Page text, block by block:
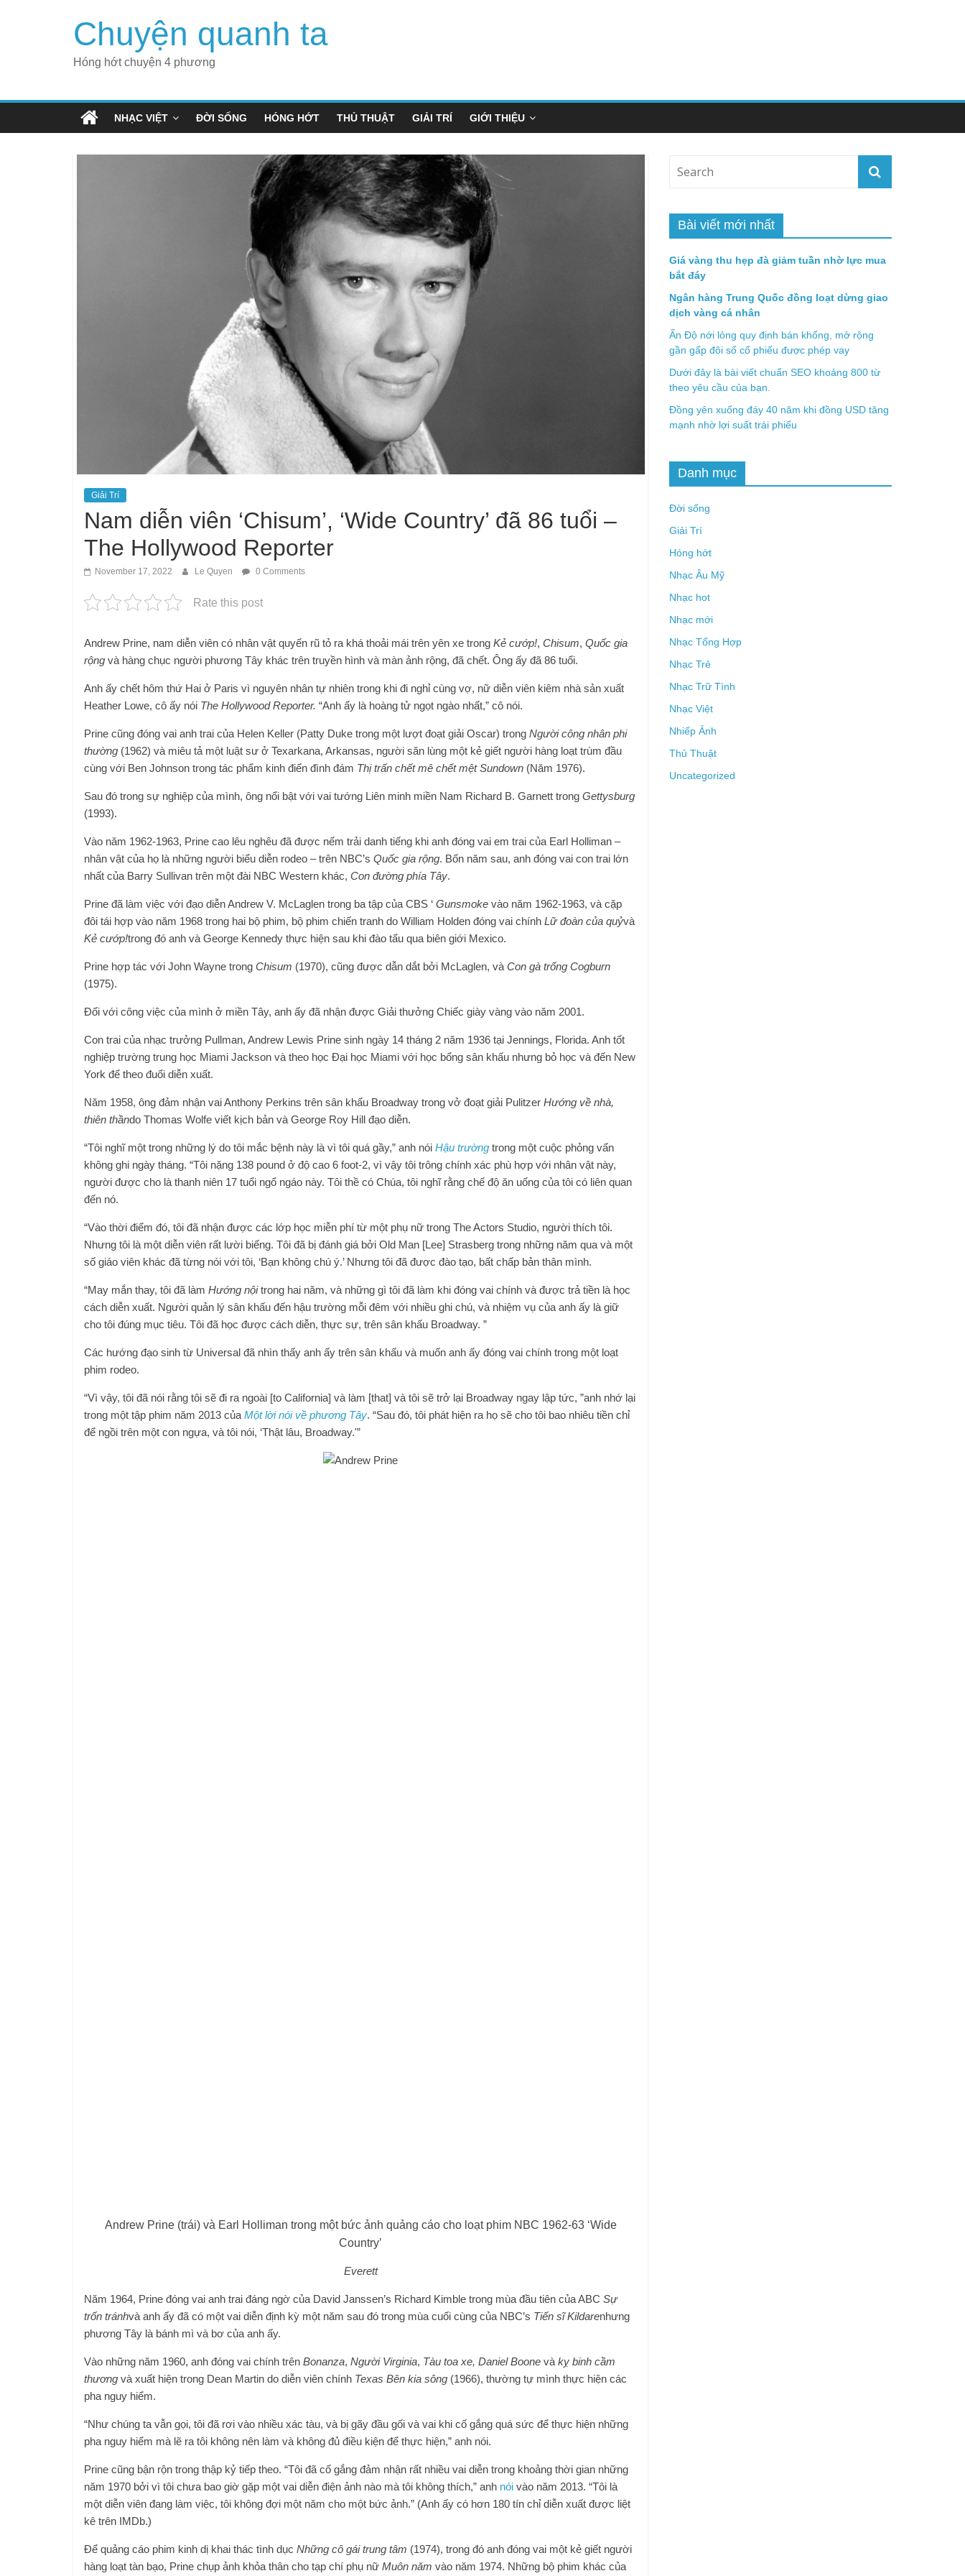
Chuyện quanh ta
Hóng hớt chuyện 4 phương
NHẠC VIỆT ĐỜI SỐNG HÓNG HỚT THỦ THUẬT GIẢI TRÍ GIỚI THIỆU
Giải Trí
Nam diễn viên ‘Chisum’, ‘Wide Country’ đã 86 tuổi –
The Hollywood Reporter
November 17, 2022 Le Quyen 0 Comments
Rate this post
Andrew Prine, nam diễn viên có nhân vật quyến rũ tỏ ra khá thoải mái trên yên xe trong Kẻ cướp!, Chisum, Quốc gia
rộng và hàng chục người phương Tây khác trên truyền hình và màn ảnh rộng, đã chết. Ông ấy đã 86 tuổi.
Anh ấy chết hôm thứ Hai ở Paris vì nguyên nhân tự nhiên trong khi đi nghỉ cùng vợ, nữ diễn viên kiêm nhà sản xuất
Heather Lowe, cô ấy nói The Hollywood Reporter. “Anh ấy là hoàng tử ngọt ngào nhất,” cô nói.
Prine cũng đóng vai anh trai của Helen Keller (Patty Duke trong một lượt đoạt giải Oscar) trong Người công nhân phi
thường (1962) và miêu tả một luật sư ở Texarkana, Arkansas, người săn lùng một kẻ giết người hàng loạt trùm đầu
cùng với Ben Johnson trong tác phẩm kinh điển đình đám Thị trấn chết mê chết mệt Sundown (Năm 1976).
Sau đó trong sự nghiệp của mình, ông nổi bật với vai tướng Liên minh miền Nam Richard B. Garnett trong Gettysburg
(1993).
Vào năm 1962-1963, Prine cao lêu nghêu đã được nếm trải danh tiếng khi anh đóng vai em trai của Earl Holliman –
nhân vật của họ là những người biểu diễn rodeo – trên NBC’s Quốc gia rộng. Bốn năm sau, anh đóng vai con trai lớn
nhất của Barry Sullivan trên một đài NBC Western khác, Con đường phía Tây.
Prine đã làm việc với đạo diễn Andrew V. McLaglen trong ba tập của CBS ‘ Gunsmoke vào năm 1962-1963, và cặp
đôi tái hợp vào năm 1968 trong hai bộ phim, bộ phim chiến tranh do William Holden đóng vai chính Lữ đoàn của quỷvà
Kẻ cướp!trong đó anh và George Kennedy thực hiện sau khi đào tẩu qua biên giới Mexico.
Prine hợp tác với John Wayne trong Chisum (1970), cũng được dẫn dắt bởi McLaglen, và Con gà trống Cogburn
(1975).
Đối với công việc của mình ở miền Tây, anh ấy đã nhận được Giải thưởng Chiếc giày vàng vào năm 2001.
Con trai của nhạc trưởng Pullman, Andrew Lewis Prine sinh ngày 14 tháng 2 năm 1936 tại Jennings, Florida. Anh tốt
nghiệp trường trung học Miami Jackson và theo học Đại học Miami với học bổng sân khấu nhưng bỏ học và đến New
York để theo đuổi diễn xuất.
Năm 1958, ông đảm nhận vai Anthony Perkins trên sân khấu Broadway trong vở đoạt giải Pulitzer Hướng về nhà,
thiên thầndo Thomas Wolfe viết kịch bản và George Roy Hill đạo diễn.
“Tôi nghĩ một trong những lý do tôi mắc bệnh này là vì tôi quá gầy,” anh nói Hậu trường trong một cuộc phỏng vấn
không ghi ngày tháng. “Tôi nặng 138 pound ở độ cao 6 foot-2, vì vậy tôi trông chính xác phù hợp với nhân vật này,
người được cho là thanh niên 17 tuổi ngổ ngáo này. Tôi thề có Chúa, tôi nghĩ rằng chế độ ăn uống của tôi có liên quan
đến nó.
“Vào thời điểm đó, tôi đã nhận được các lớp học miễn phí từ một phụ nữ trong The Actors Studio, người thích tôi.
Nhưng tôi là một diễn viên rất lười biếng. Tôi đã bị đánh giá bởi Old Man [Lee] Strasberg trong những năm qua và một
số giáo viên khác đã từng nói với tôi, ‘Bạn không chú ý.’ Nhưng tôi đã được đào tạo, bất chấp bản thân mình.
“May mắn thay, tôi đã làm Hướng nộitrong hai năm, và những gì tôi đã làm khi đóng vai chính và được trả tiền là học
cách diễn xuất. Người quản lý sân khấu đến hậu trường mỗi đêm với nhiều ghi chú, và nhiệm vụ của anh ấy là giữ
cho tôi đúng mục tiêu. Tôi đã học được cách diễn, thực sự, trên sân khấu Broadway. ”
Các hướng đạo sinh từ Universal đã nhìn thấy anh ấy trên sân khấu và muốn anh ấy đóng vai chính trong một loạt
phim rodeo.
“Vì vậy, tôi đã nói rằng tôi sẽ đi ra ngoài [to California] và làm [that] và tôi sẽ trở lại Broadway ngay lập tức, ”anh nhớ lại
trong một tập phim năm 2013 của Một lời nói về phương Tây. “Sau đó, tôi phát hiện ra họ sẽ cho tôi bao nhiêu tiền chỉ
để ngồi trên một con ngựa, và tôi nói, ‘Thật lâu, Broadway.'”
Andrew Prine (trái) và Earl Holliman trong một bức ảnh quảng cáo cho loạt phim NBC 1962-63 ‘Wide
Country’
Everett
Năm 1964, Prine đóng vai anh trai đáng ngờ của David Janssen’s Richard Kimble trong mùa đầu tiên của ABC Sự
trốn tránhvà anh ấy đã có một vai diễn định kỳ một năm sau đó trong mùa cuối cùng của NBC’s Tiến sĩ Kildarenhưng
phương Tây là bánh mì và bơ của anh ấy.
Vào những năm 1960, anh đóng vai chính trên Bonanza, Người Virginia, Tàu toa xe, Daniel Boone và kỵ binh cầm
thương và xuất hiện trong Dean Martin do diễn viên chính Texas Bên kia sông (1966), thường tự mình thực hiện các
pha nguy hiểm.
“Như chúng ta vẫn gọi, tôi đã rơi vào nhiều xác tàu, và bị gãy đầu gối và vai khi cố gắng quá sức để thực hiện những
pha nguy hiểm mà lẽ ra tôi không nên làm và không đủ điều kiện để thực hiện,” anh nói.
Prine cũng bận rộn trong thập kỷ tiếp theo. “Tôi đã cố gắng đảm nhận rất nhiều vai diễn trong khoảng thời gian những
năm 1970 bởi vì tôi chưa bao giờ gặp một vai diễn điện ảnh nào mà tôi không thích,” anh nói vào năm 2013. “Tôi là
một diễn viên đang làm việc, tôi không đợi một năm cho một bức ảnh.” (Anh ấy có hơn 180 tín chỉ diễn xuất được liệt
kê trên IMDb.)
Để quảng cáo phim kinh dị khai thác tình dục Những cô gái trung tâm (1974), trong đó anh đóng vai một kẻ giết người
hàng loạt tàn bạo, Prine chụp ảnh khỏa thân cho tạp chí phụ nữ Muôn năm vào năm 1974. Những bộ phim khác của
Bài viết mới nhất
Giá vàng thu hẹp đà giảm tuần nhờ lực mua
bắt đáy
Ngân hàng Trung Quốc đồng loạt dừng giao
dịch vàng cá nhân
Ấn Độ nới lỏng quy định bán khống, mở rộng
gần gấp đôi số cổ phiếu được phép vay
Dưới đây là bài viết chuẩn SEO khoảng 800 từ
theo yêu cầu của bạn.
Đồng yên xuống đáy 40 năm khi đồng USD tăng
mạnh nhờ lợi suất trái phiếu
Danh mục
Đời sống
Giải Trí
Hóng hớt
Nhạc Âu Mỹ
Nhạc hot
Nhạc mới
Nhạc Tổng Hợp
Nhạc Trẻ
Nhạc Trữ Tình
Nhạc Việt
Nhiếp Ảnh
Thủ Thuật
Uncategorized